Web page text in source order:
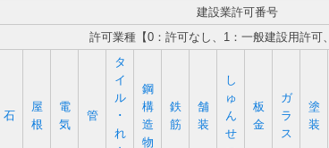
建設業許可番号
許可業種【0：許可なし、1：一般建設用許可
石
屋
根
電
気
管
タ
イ
ル
･
れ
鋼
構
造
物
鉄
筋
舗
装
し
ゅ
ん
せ
板
金
ガ
ラ
ス
塗
装